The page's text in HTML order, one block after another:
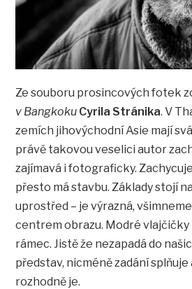
Ze souboru prosincových fotek
v Bangkoku Cyrila Stránika. V
zemích jihovýchodní Asie mají
právě takovou veselici autor
zajímavá i fotograficky.
přesto má stavbu. Základy stojí
uprostřed – je výrazná, všimneme
centrem obrazu. Modré vlajčičky
rámec. Jistě že nezapadá do
představ, nicméně zadání splňuje
rozhodně je.